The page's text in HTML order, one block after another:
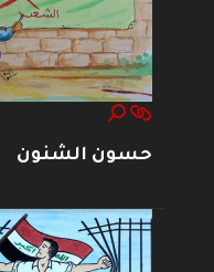
حسون الشنون